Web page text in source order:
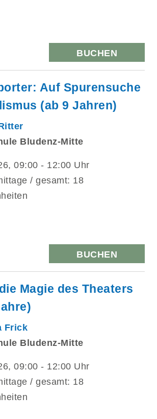
BUCHEN
Auf Spurensuche
(ab 9 Jahren)
Bludenz-Mitte
09:00 - 12:00 Uhr
/ gesamt: 18
BUCHEN
Magie des Theaters
Frick
Bludenz-Mitte
09:00 - 12:00 Uhr
/ gesamt: 18